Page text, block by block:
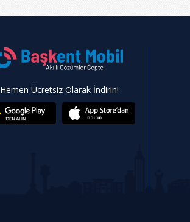
Hemen Ücretsiz Olarak İndirin!